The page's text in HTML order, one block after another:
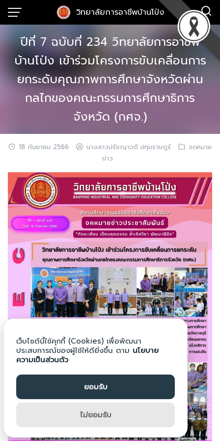
Skip
วิทยาลัยการอาชีพบ้านโป่ง
Search
for:
Search
ปีที่ 7 ฉบับที่ 234 วิทยาลัยการอาชีพ
บ้านโป่ง เข้าร่วมโครงการขับเคลื่อนการ
ยกระดับคุณภาพการศึกษาจังหวัดผ่าน
กลไกของคณะกรรมการศึกษาธิการ
จังหวัด (กศจ.)
18 กันยายน 2566 นางสาวปรัชญาวดี ปทุมราษฎร์
จดหมาย
ข่าว
เว็บไซต์นี้ใช้คุกกี้ (Cookies) เพื่อพัฒนา
ประสบการณ์ของผู้ใช้ให้ดียิ่งขึ้น ตาม นโยบาย
ความเป็นส่วนตัว
ยอมรับ
ไม่ยอมรับ